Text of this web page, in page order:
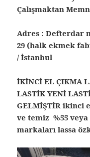
Çalışmaktan
Adres : Defterdar
29 (halk ekmek
/ İstanbul
İKİNCİ EL ÇIKMA
LASTİK YENİ
GELMİŞTİR ikinci
ve temiz %55
markaları lassa